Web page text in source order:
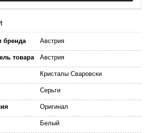
бренда Австрия
товара Австрия
Кристалы Сваровски
Серьги
Оригинал
Белый